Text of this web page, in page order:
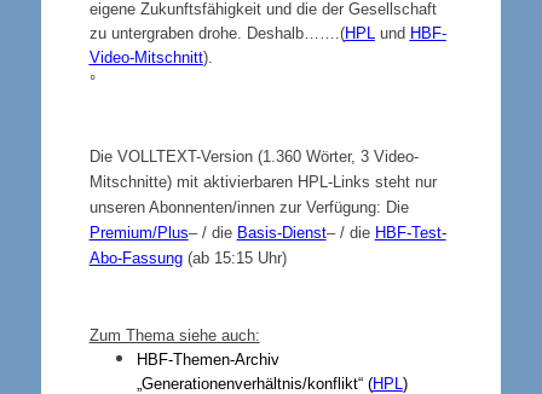
eigene Zukunftsfähigkeit und die der Gesellschaft
zu untergraben drohe. Deshalb…….(HPL und HBF-
Video-Mitschnitt).
°
Die VOLLTEXT-Version (1.360 Wörter, 3 Video-
Mitschnitte) mit aktivierbaren HPL-Links steht nur
unseren Abonnenten/innen zur Verfügung: Die
Premium/Plus– / die Basis-Dienst– / die HBF-Test-
Abo-Fassung(ab 15:15 Uhr)
Zum Thema siehe auch:
HBF-Themen-Archiv
„Generationenverhältnis/konflikt“ (HPL )